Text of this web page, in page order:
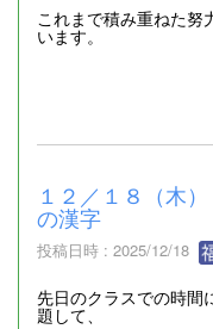
これまで積み重ねた努
います。
１２／１８（木
の漢字
投稿日時 : 2025/12/18
先日のクラスでの時間
題して、